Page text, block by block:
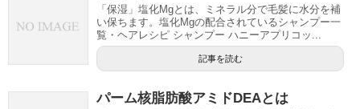
「保湿」塩化Mgとは、ミネラル分で毛髪に水分を補
い保ちます。塩化Mgの配合されているシャンプー一
覧・ヘアレシピ シャンプー ハニーアプリコッ...
記事を読む
パーム核脂肪酸アミドDEAとは